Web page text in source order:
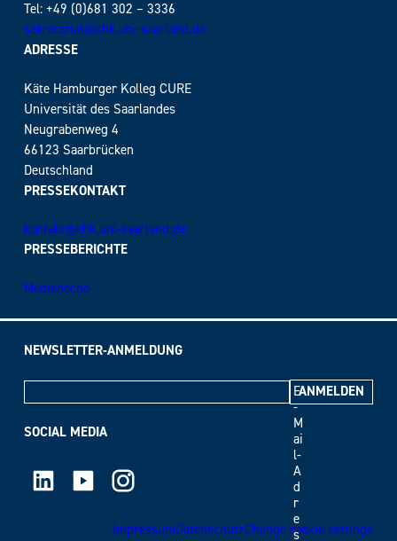
Tel: +49 (0)681 302 – 3336
sekretariat@khk.uni-saarland.de
ADRESSE
Käte Hamburger Kolleg CURE
Universität des Saarlandes
Neugrabenweg 4
66123 Saarbrücken
Deutschland
PRESSEKONTAKT
kontakt@khk.uni-saarland.de
PRESSEBERICHTE
Medienecho
NEWSLETTER-ANMELDUNG
E
-
M
ai
l-
A
d
r
e
s
SOCIAL MEDIA
LinkedIn Youtube Instagram
ImpressumDatenschutzChange cookie settings